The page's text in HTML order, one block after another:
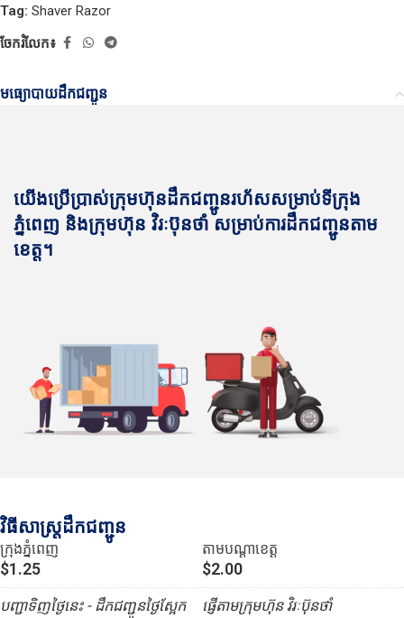
Tag: Shaver Razor
ចែករំលែក៖
មធ្យោបាយដឹកជញ្ជូន
យើងប្រើប្រាស់ក្រុមហ៊ុនដឹកជញ្ជូនរហ័សសម្រាប់ទីក្រុង
ភ្នំពេញ និងក្រុមហ៊ុន វិរៈប៊ុនថាំ សម្រាប់ការដឹកជញ្ជូនតាម
ខេត្ត។
វិធីសាស្រ្តដឹកជញ្ជូន
ក្រុងភ្នំពេញ
$1.25
បញ្ជាទិញថ្ងៃនេះ - ដឹកជញ្ជូនថ្ងៃស្អែក
តាមបណ្ដាខេត្ត
$2.00
ផ្ញើតាមក្រុមហ៊ុន វិរៈប៊ុនថាំ